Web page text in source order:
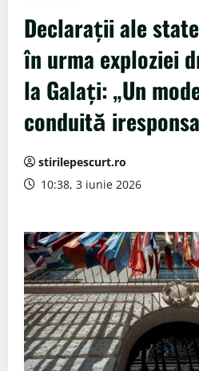
Declarații ale
în urma exploziei
la Galaţi: „Un
conduită
stirilepescurt.ro
10:38, 3 iunie 2026